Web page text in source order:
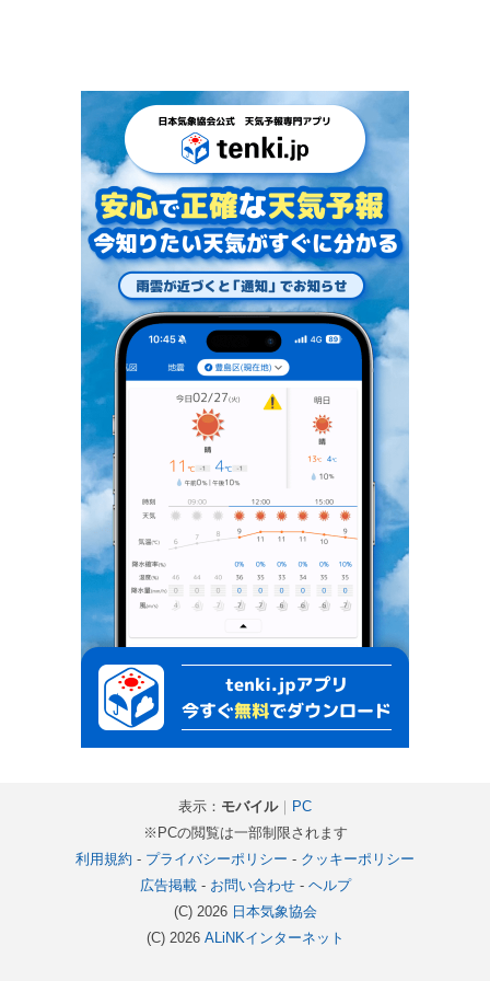
表示： モバイル｜
PC
※PCの閲覧は一部制限されます
利用規約 - プライバシーポリシー - クッキーポリシー
広告掲載- お問い合わせ- ヘルプ
(C) 2026 日本気象協会
(C) 2026 ALiNKインターネット